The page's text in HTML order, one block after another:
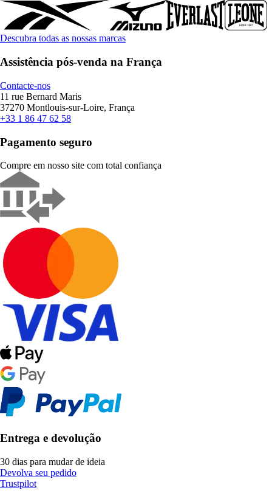
Descubra todas as nossas marcas
Assistência pós-venda na França
Contacte-nos
11 rue Bernard Maris
37270 Montlouis-sur-Loire, França
+33 1 86 47 62 58
Pagamento seguro
Compre em nosso site com total confiança
Entrega e devolução
30 dias para mudar de ideia
Devolva seu pedido
Trustpilot